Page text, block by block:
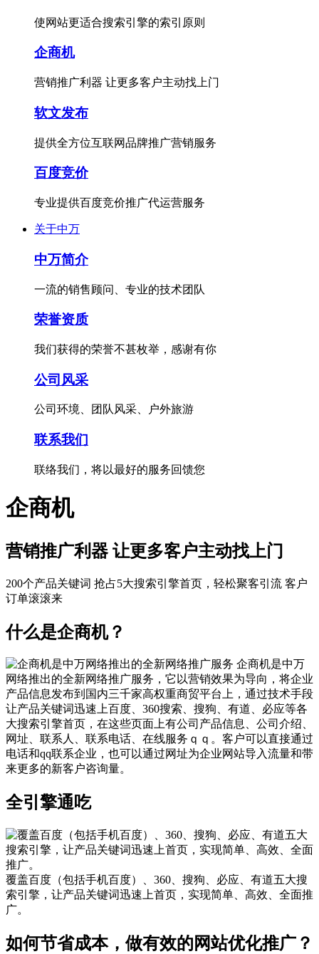
使网站更适合搜索引擎的索引原则
企商机
营销推广利器 让更多客户主动找上门
软文发布
提供全方位互联网品牌推广营销服务
百度竞价
专业提供百度竞价推广代运营服务
关于中万
中万简介
一流的销售顾问、专业的技术团队
荣誉资质
我们获得的荣誉不甚枚举，感谢有你
公司风采
公司环境、团队风采、户外旅游
联系我们
联络我们，将以最好的服务回馈您
企商机
营销推广利器 让更多客户主动找上门
200个产品关键词 抢占5大搜索引擎首页，轻松聚客引流 客户
订单滚滚来
什么是企商机？
企商机是中万
网络推出的全新网络推广服务，它以营销效果为导向，将企业
产品信息发布到国内三千家高权重商贸平台上，通过技术手段
让产品关键词迅速上百度、360搜索、搜狗、有道、必应等各
大搜索引擎首页，在这些页面上有公司产品信息、公司介绍、
网址、联系人、联系电话、在线服务ｑｑ。客户可以直接通过
电话和qq联系企业，也可以通过网址为企业网站导入流量和带
来更多的新客户咨询量。
全引擎通吃
覆盖百度（包括手机百度）、360、搜狗、必应、有道五大搜
索引擎，让产品关键词迅速上首页，实现简单、高效、全面推
广。
如何节省成本，做有效的网站优化推广？